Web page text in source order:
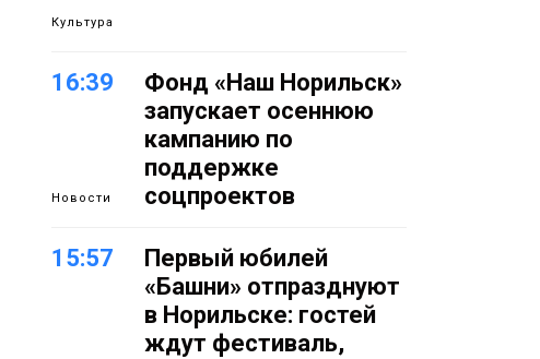
Культура
16:39
Новости
Фонд «Наш Норильск»
запускает осеннюю
кампанию по
поддержке
соцпроектов
15:57
Первый юбилей
«Башни» отпразднуют
в Норильске: гостей
ждут фестиваль,